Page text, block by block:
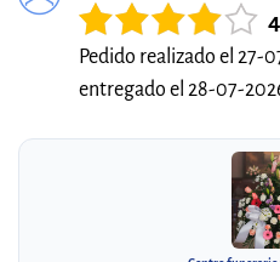
Pedido realizado el 27-
entregado el 28-07-